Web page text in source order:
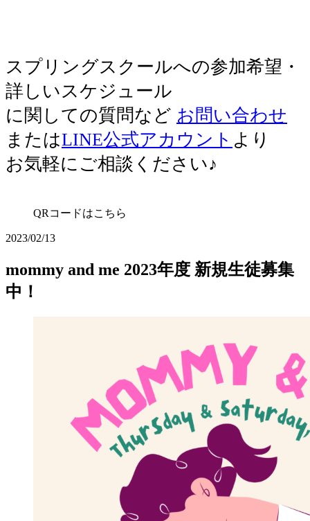
スプリングスクールへの参加希望・
詳しいスケジュール
に関しての質問など お問い合わせ
またはLINE公式アカウント より
お気軽にご相談ください♪
QRコードはこちら
2023/02/13
mommy and me 2023年度 新規生徒募集
中！